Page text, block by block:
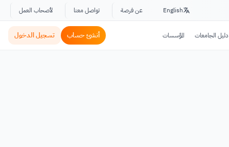
English عن فرصة تواصل معنا لأصحاب العمل
دليل الجامعات المؤسسات أنشئ حساب تسجيل الدخول